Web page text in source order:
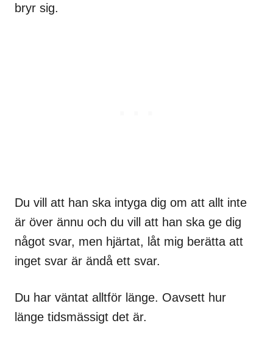
bryr sig.
Du vill att han ska intyga dig om att allt inte
är över ännu och du vill att han ska ge dig
något svar, men hjärtat, låt mig berätta att
inget svar är ändå ett svar.
Du har väntat alltför länge. Oavsett hur
länge tidsmässigt det är.